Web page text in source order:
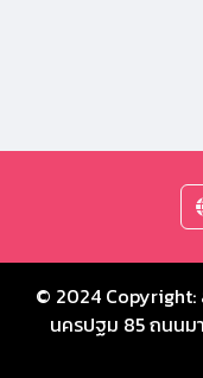
© 2024 Copyright:
นครปฐม 85 ถนนม